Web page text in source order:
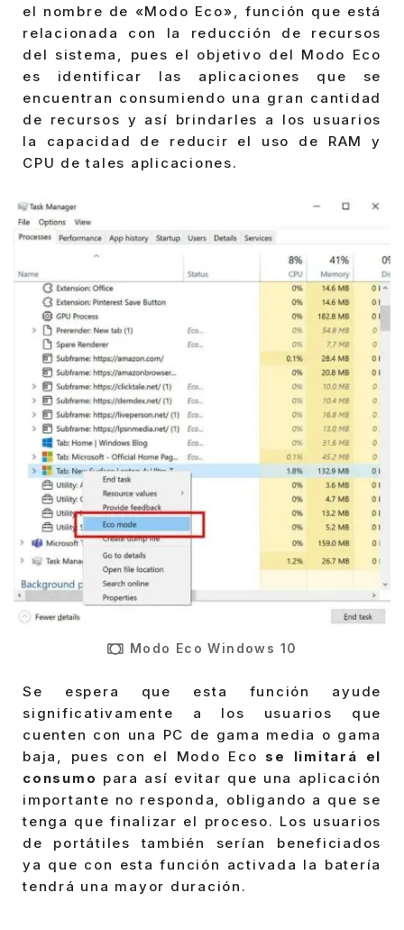
el nombre de «Modo Eco», función que está
relacionada con la reducción de recursos
del sistema, pues el objetivo del Modo Eco
es identificar las aplicaciones que se
encuentran consumiendo una gran cantidad
de recursos y así brindarles a los usuarios
la capacidad de reducir el uso de RAM y
CPU de tales aplicaciones.
Modo Eco Windows 10
Se espera que esta función ayude
significativamente a los usuarios que
cuenten con una PC de gama media o gama
baja, pues con el Modo Eco se limitará el
consumo para así evitar que una aplicación
importante no responda, obligando a que se
tenga que finalizar el proceso. Los usuarios
de portátiles también serían beneficiados
ya que con esta función activada la batería
tendrá una mayor duración.